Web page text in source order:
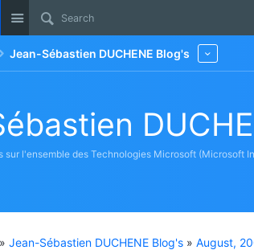
Site
Jean-Sébastien DUCHENE Blog's
sur l'ensemble des Technologies Microsoft (Microsoft
» Jean-Sébastien DUCHENE Blog's » August,